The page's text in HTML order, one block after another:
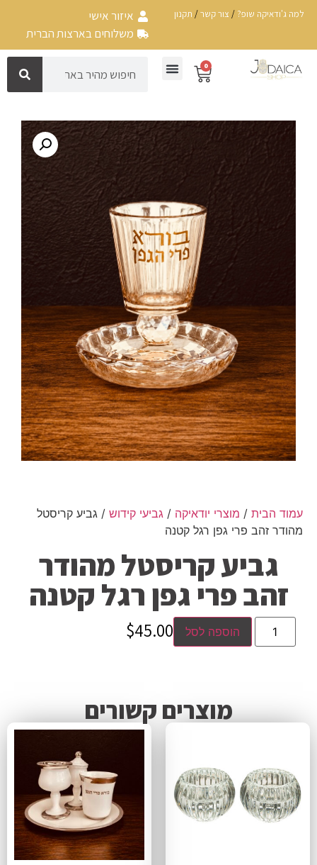
למה ג'ודאיקה שופ? / צור קשר/ תקנון
איזור אישי
משלוחים בארצות הברית
0
עמוד הבית / מוצרי יודאיקה / גביעי קידוש / גביע קריסטל
מהודר זהב פרי גפן רגל קטנה
גביע קריסטל מהודר
זהב פרי גפן רגל קטנה
הוספה לסל $45.00
מוצרים קשורים